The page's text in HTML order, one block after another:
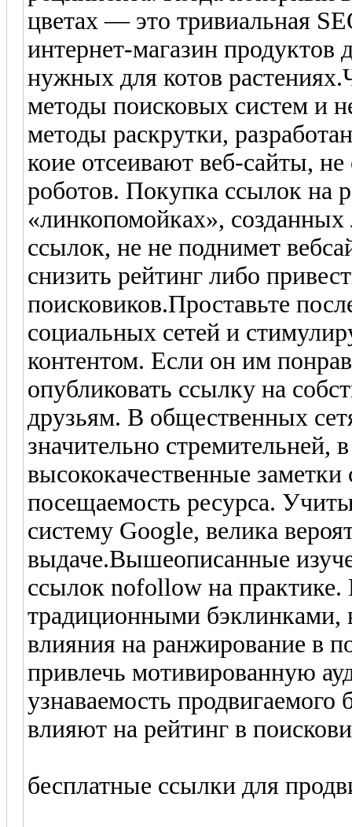
цветах — это тривиальная
интернет-магазин
нужных для котов
методы поисковых систем и
методы раскрутки,
коие отсеивают веб-сайты,
роботов. Покупка ссылок на
«линкопомойках»,
ссылок, не не поднимет
снизить рейтинг либо
поисковиков.Проставьте
социальных сетей и
контентом. Если он им
опубликовать ссылку на
друзьям. В общественных
значительно стремительней,
высококачественные заметки
посещаемость ресурса.
систему Google, велика
выдаче.Вышеописанные
ссылок nofollow на
традиционными бэклинками,
влияния на ранжирование в
привлечь мотивированную
узнаваемость
влияют на рейтинг в
бесплатные ссылки для